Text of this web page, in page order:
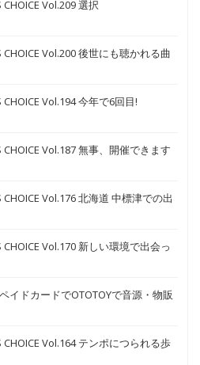
CHOICE Vol.209 選択
CHOICE Vol.200 後世にも聴かれる曲
CHOICE Vol.194 今年で6回目!
CHOICE Vol.187 無事、開催できます
CHOICE Vol.176 北海道 中標津での出
CHOICE Vol.170 新しい環境で出会っ
イドカードでOTOTOYで音源・物販
CHOICE Vol.164 テンポにつられる歩